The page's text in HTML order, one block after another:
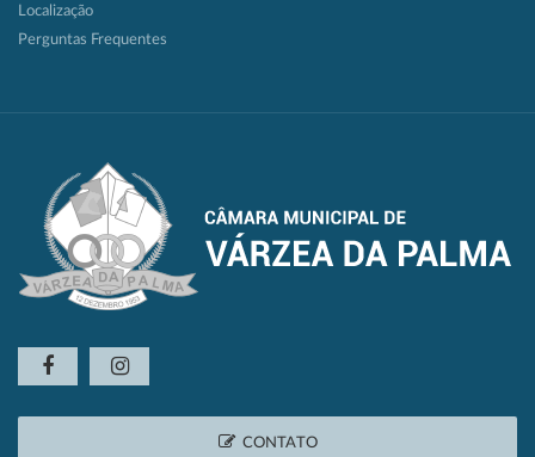
Localização
Perguntas Frequentes
CONTATO